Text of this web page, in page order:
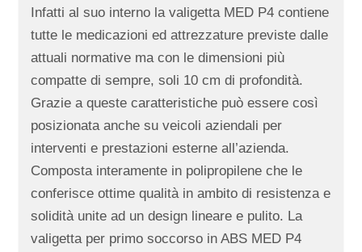
Infatti al suo interno la valigetta MED P4 contiene
tutte le medicazioni ed attrezzature previste dalle
attuali normative ma con le dimensioni più
compatte di sempre, soli 10 cm di profondità.
Grazie a queste caratteristiche può essere così
posizionata anche su veicoli aziendali per
interventi e prestazioni esterne all’azienda.
Composta interamente in polipropilene che le
conferisce ottime qualità in ambito di resistenza e
solidità unite ad un design lineare e pulito. La
valigetta per primo soccorso in ABS MED P4